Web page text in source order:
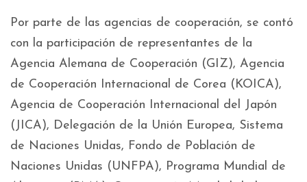
Por parte de las agencias de cooperación, se contó
con la participación de representantes de la
Agencia Alemana de Cooperación (GIZ), Agencia
de Cooperación Internacional de Corea (KOICA),
Agencia de Cooperación Internacional del Japón
(JICA), Delegación de la Unión Europea, Sistema
de Naciones Unidas, Fondo de Población de
Naciones Unidas (UNFPA), Programa Mundial de